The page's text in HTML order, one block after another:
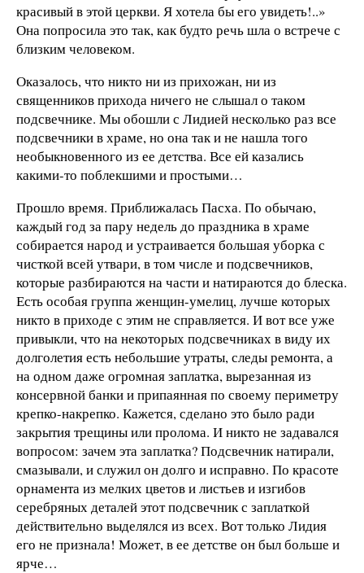
красивый в этой церкви. Я хотела бы его увидеть!..»
Она попросила это так, как будто речь шла о встрече с
близким человеком.
Оказалось, что никто ни из прихожан, ни из
священников прихода ничего не слышал о таком
подсвечнике. Мы обошли с Лидией несколько раз все
подсвечники в храме, но она так и не нашла того
необыкновенного из ее детства. Все ей казались
какими-то поблекшими и простыми…
Прошло время. Приближалась Пасха. По обычаю,
каждый год за пару недель до праздника в храме
собирается народ и устраивается большая уборка с
чисткой всей утвари, в том числе и подсвечников,
которые разбираются на части и натираются до блеска.
Есть особая группа женщин-умелиц, лучше которых
никто в приходе с этим не справляется. И вот все уже
привыкли, что на некоторых подсвечниках в виду их
долголетия есть небольшие утраты, следы ремонта, а
на одном даже огромная заплатка, вырезанная из
консервной банки и припаянная по своему периметру
крепко-накрепко. Кажется, сделано это было ради
закрытия трещины или пролома. И никто не задавался
вопросом: зачем эта заплатка? Подсвечник натирали,
смазывали, и служил он долго и исправно. По красоте
орнамента из мелких цветов и листьев и изгибов
серебряных деталей этот подсвечник с заплаткой
действительно выделялся из всех. Вот только Лидия
его не признала! Может, в ее детстве он был больше и
ярче…